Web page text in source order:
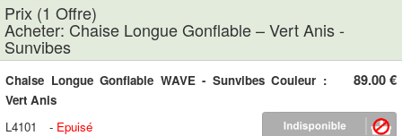
Prix (1 Offre)
Acheter: Chaise Longue Gonflable – Vert Anis -
Sunvibes
89.00 €
Chaise Longue Gonflable WAVE - Sunvibes Couleur :
Vert Anis
L4101
- Epuisé